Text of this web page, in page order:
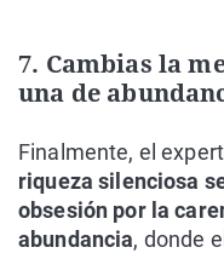
7. Cambias la
una de
Finalmente, el
riqueza silenciosa
obsesión por la
abundancia, donde